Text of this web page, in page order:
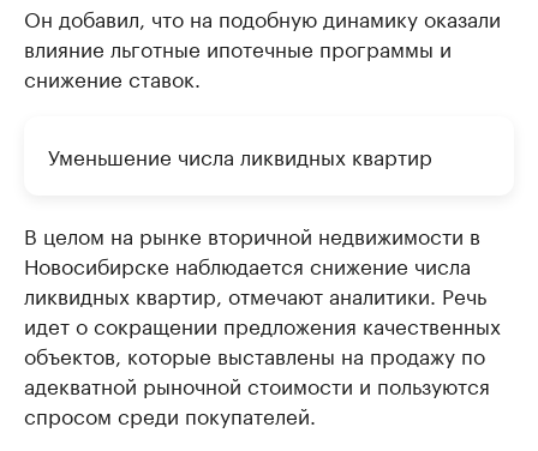
Он добавил, что на подобную динамику оказали
влияние льготные ипотечные программы и
снижение ставок.
Уменьшение числа ликвидных квартир
В целом на рынке вторичной недвижимости в
Новосибирске наблюдается снижение числа
ликвидных квартир, отмечают аналитики. Речь
идет о сокращении предложения качественных
объектов, которые выставлены на продажу по
адекватной рыночной стоимости и пользуются
спросом среди покупателей.